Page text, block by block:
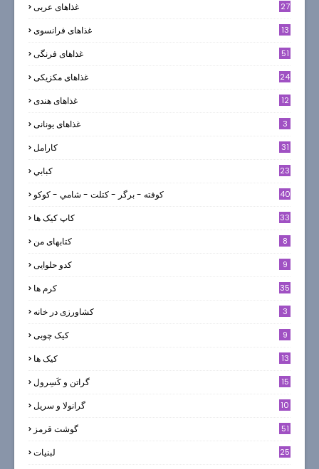
غذاهای عربی 27
غذاهای فرانسوی 13
غذاهای فرنگی 51
غذاهای مکزیکی 24
غذاهای هندی 12
غذاهای یونانی 3
كارامل 31
كبابي 23
كوفته - برگر - كتلت - شامي - كوكو 40
کاپ کیک ها 33
کتابهای من 8
کدو حلوایی 9
کرم ها 35
کشاورزی در خانه 3
کیک چوبی 9
کیک ها
13
گراتن و كَسِرول 15
گرانولا و سريل 10
گوشت قرمز 51
لبنيات 25